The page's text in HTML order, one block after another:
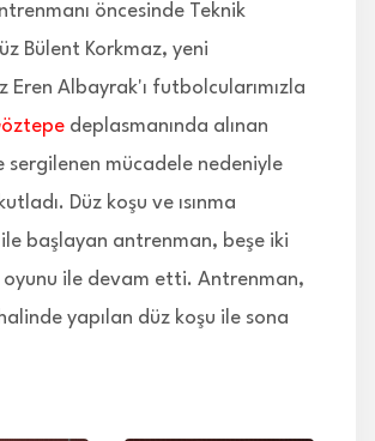
öncesinde Teknik
Bülent Korkmaz, yeni
Eren Albayrak'ı futbolcularımızla
deplasmanında alınan
sergilenen mücadele nedeniyle
Düz koşu ve ısınma
başlayan antrenman, beşe iki
ile devam etti. Antrenman,
yapılan düz koşu ile sona